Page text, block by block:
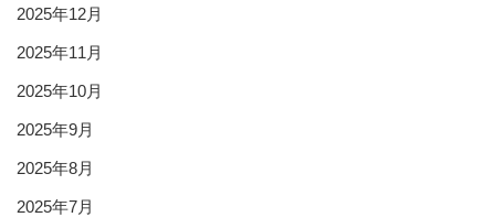
2025年12月
2025年11月
2025年10月
2025年9月
2025年8月
2025年7月